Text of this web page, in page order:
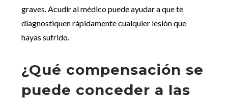
graves. Acudir al médico puede ayudar a que te
diagnostiquen rápidamente cualquier lesión que
hayas sufrido.
¿Qué compensación se
puede conceder a las